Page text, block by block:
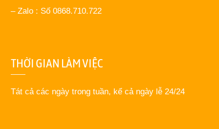
– Zalo : Số 0868.710.722
THỜI GIAN LÀM VIỆC
Tát cả các ngày trong tuần, kể cả ngày lễ 24/24